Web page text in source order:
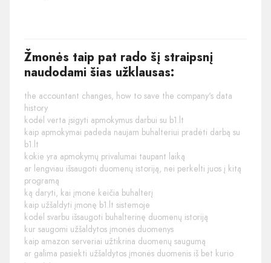
Žmonės taip pat rado šį straipsnį
naudodami šias užklausas:
the accountant changes, how to save the company's data
history
kodėl verta įsigyti apmokymus darbui su b1.lt
kaip apmokymai padeda naujam buhalteriui pradėti darbą su
b1.lt
kokie yra apmokymų privalumai taupant laiką
ar lengviau išsaugoti duomenų istoriją, nei perkelti juos į kitą
programą
ką daryti, kai įmonė keičia buhalterį
kaip užšaldyti įmonę b1.lt sistemoje
kodėl svarbu išsaugoti buhalterinę duomenų istoriją
kur saugomi užšaldytos įmonės duomenys
kaip amazon serveriai užtikrina duomenų saugumą
ar galima pasiekti užšaldytos įmonės duomenis iš bet kurio